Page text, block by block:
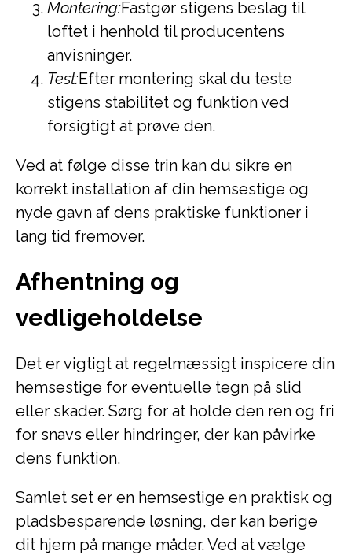
Montering:Fastgør stigens beslag til
loftet i henhold til producentens
anvisninger.
Test:Efter montering skal du teste
stigens stabilitet og funktion ved
forsigtigt at prøve den.
Ved at følge disse trin kan du sikre en
korrekt installation af din hemsestige og
nyde gavn af dens praktiske funktioner i
lang tid fremover.
Afhentning og
vedligeholdelse
Det er vigtigt at regelmæssigt inspicere din
hemsestige for eventuelle tegn på slid
eller skader. Sørg for at holde den ren og fri
for snavs eller hindringer, der kan påvirke
dens funktion.
Samlet set er en hemsestige en praktisk og
pladsbesparende løsning, der kan berige
dit hjem på mange måder. Ved at vælge